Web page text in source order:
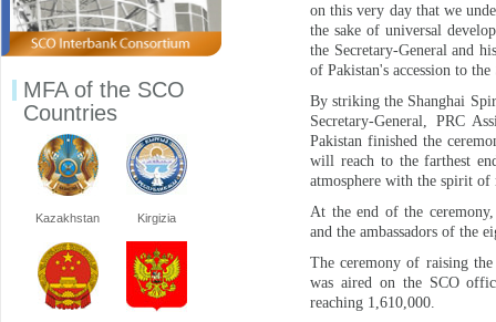
MFA of the SCO
Countries
Kazakhstan Kirgizia
on this very day that we
the sake of universal
the Secretary-General and
of Pakistan's accession to the
By striking the Shanghai
Secretary-General, PRC
Pakistan finished the
will reach to the farthest
atmosphere with the spirit of
At the end of the
and the ambassadors of the
The ceremony of raising
was aired on the SCO
reaching 1,610,000.